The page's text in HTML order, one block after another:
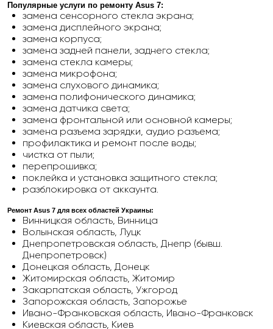
Популярные услуги по ремонту Asus 7:
замена сенсорного стекла экрана;
замена дисплейного экрана;
замена корпуса;
замена задней панели, заднего стекла;
замена стекла камеры;
замена микрофона;
замена слухового динамика;
замена полифонического динамика;
замена датчика света;
замена фронтальной или основной камеры;
замена разъема зарядки, аудио разъема;
профилактика и ремонт после воды;
чистка от пыли;
перепрошивка;
поклейка и установка защитного стекла;
разблокировка от аккаунта.
Ремонт Asus 7 для всех областей Украины:
Винницкая область, Винница
Волынская область, Луцк
Днепропетровская область, Днепр (бывш.
Днепропетровск)
Донецкая область, Донецк
Житомирская область, Житомир
Закарпатская область, Ужгород
Запорожская область, Запорожье
Ивано-Франковская область, Ивано-Франковск
Киевская область, Киев